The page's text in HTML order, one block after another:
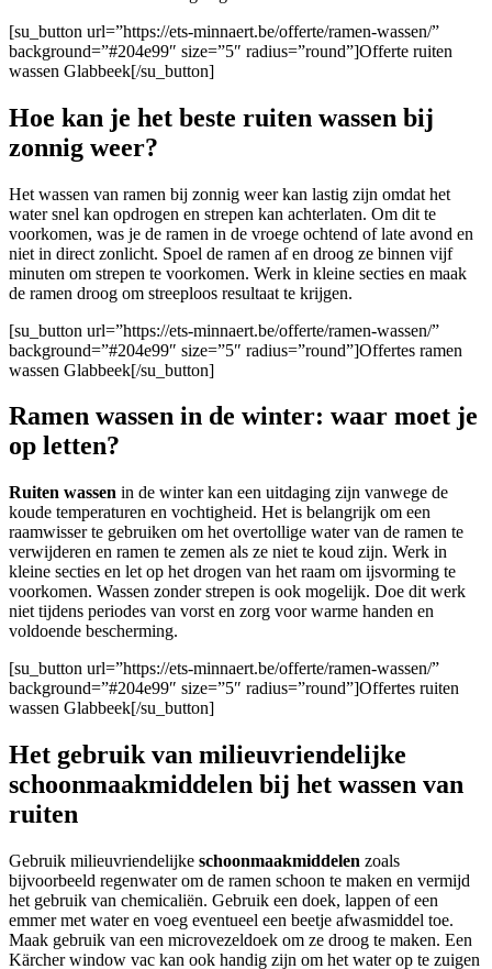
[su_button url=”https://ets-minnaert.be/offerte/ramen-wassen/”
background=”#204e99″ size=”5″ radius=”round”]Offerte ruiten
wassen Glabbeek[/su_button]
Hoe kan je het beste ruiten wassen bij
zonnig weer?
Het wassen van ramen bij zonnig weer kan lastig zijn omdat het
water snel kan opdrogen en strepen kan achterlaten. Om dit te
voorkomen, was je de ramen in de vroege ochtend of late avond en
niet in direct zonlicht. Spoel de ramen af en droog ze binnen vijf
minuten om strepen te voorkomen. Werk in kleine secties en maak
de ramen droog om streeploos resultaat te krijgen.
[su_button url=”https://ets-minnaert.be/offerte/ramen-wassen/”
background=”#204e99″ size=”5″ radius=”round”]Offertes ramen
wassen Glabbeek[/su_button]
Ramen wassen in de winter: waar moet je
op letten?
Ruiten wassen in de winter kan een uitdaging zijn vanwege de
koude temperaturen en vochtigheid. Het is belangrijk om een
raamwisser te gebruiken om het overtollige water van de ramen te
verwijderen en ramen te zemen als ze niet te koud zijn. Werk in
kleine secties en let op het drogen van het raam om ijsvorming te
voorkomen. Wassen zonder strepen is ook mogelijk. Doe dit werk
niet tijdens periodes van vorst en zorg voor warme handen en
voldoende bescherming.
[su_button url=”https://ets-minnaert.be/offerte/ramen-wassen/”
background=”#204e99″ size=”5″ radius=”round”]Offertes ruiten
wassen Glabbeek[/su_button]
Het gebruik van milieuvriendelijke
schoonmaakmiddelen bij het wassen van
ruiten
Gebruik milieuvriendelijke schoonmaakmiddelen zoals
bijvoorbeeld regenwater om de ramen schoon te maken en vermijd
het gebruik van chemicaliën. Gebruik een doek, lappen of een
emmer met water en voeg eventueel een beetje afwasmiddel toe.
Maak gebruik van een microvezeldoek om ze droog te maken. Een
Kärcher window vac kan ook handig zijn om het water op te zuigen